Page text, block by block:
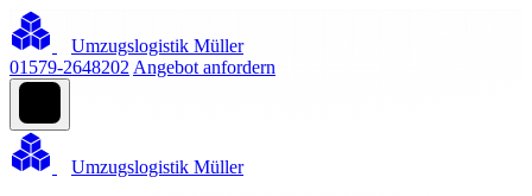
Umzugslogistik Müller
01579-2648202 Angebot anfordern
Umzugslogistik Müller